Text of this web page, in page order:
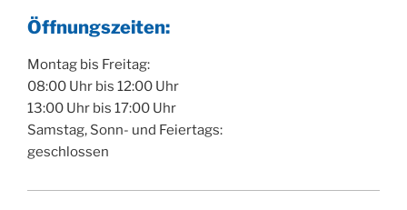
Öffnungszeiten:
Montag bis Freitag:
08:00 Uhr bis 12:00 Uhr
13:00 Uhr bis 17:00 Uhr
Samstag, Sonn- und Feiertags:
geschlossen